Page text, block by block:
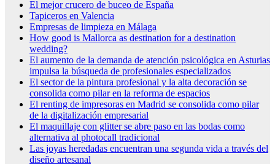
El mejor crucero de buceo de España
Tapiceros en Valencia
Empresas de limpieza en Málaga
How good is Mallorca as destination for a destination
wedding?
El aumento de la demanda de atención psicológica en Asturias
impulsa la búsqueda de profesionales especializados
El sector de la pintura profesional y la alta decoración se
consolida como pilar en la reforma de espacios
El renting de impresoras en Madrid se consolida como pilar
de la digitalización empresarial
El maquillaje con glitter se abre paso en las bodas como
alternativa al photocall tradicional
Las joyas heredadas encuentran una segunda vida a través del
diseño artesanal